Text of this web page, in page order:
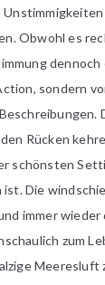
Obwohl es
dennoch
sondern
Rücken
schönsten
Die
immer
zum
Meeresluft